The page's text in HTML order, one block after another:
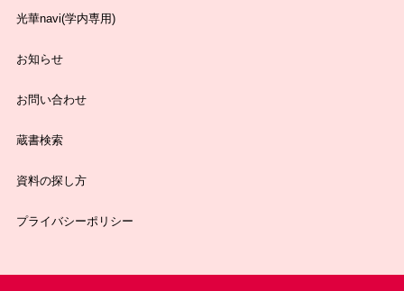
光華navi(学内専用)
お知らせ
お問い合わせ
蔵書検索
資料の探し方
プライバシーポリシー